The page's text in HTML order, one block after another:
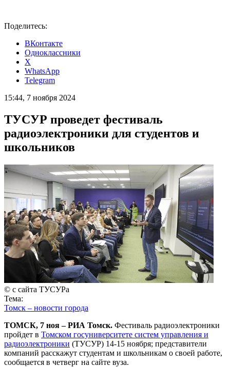
Поделитесь:
ВКонтакте
Одноклассники
X
WhatsApp
Telegram
15:44, 7 ноября 2024
ТУСУР проведет фестиваль
радиоэлектроники для студентов и
школьников
© с сайта ТУСУРа
Тема:
Томск – новости города
ТОМСК, 7 ноя – РИА Томск. Фестиваль радиоэлектроники
пройдет в Томском госуниверситете систем управления и
радиоэлектроники (ТУСУР) 14-15 ноября; представители
компаний расскажут студентам и школьникам о своей работе,
сообщается в четверг на сайте вуза.